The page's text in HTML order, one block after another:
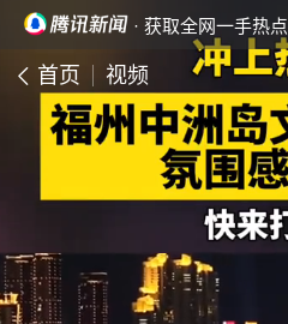
· 获取全网一手热点
首页 视频